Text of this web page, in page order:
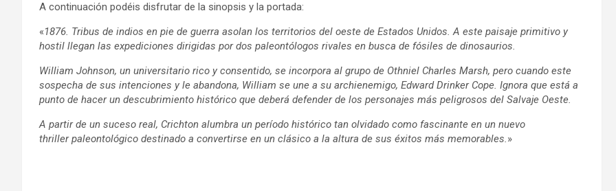
A continuación podéis disfrutar de la sinopsis y la portada:
«1876. Tribus de indios en pie de guerra asolan los territorios del oeste de Estados Unidos. A este paisaje primitivo y
hostil llegan las expediciones dirigidas por dos paleontólogos rivales en busca de fósiles de dinosaurios.
William Johnson, un universitario rico y consentido, se incorpora al grupo de Othniel Charles Marsh, pero cuando este
sospecha de sus intenciones y le abandona, William se une a su archienemigo, Edward Drinker Cope. Ignora que está a
punto de hacer un descubrimiento histórico que deberá defender de los personajes más peligrosos del Salvaje Oeste.
A partir de un suceso real, Crichton alumbra un período histórico tan olvidado como fascinante en un nuevo
thriller paleontológico destinado a convertirse en un clásico a la altura de sus éxitos más memorables.»